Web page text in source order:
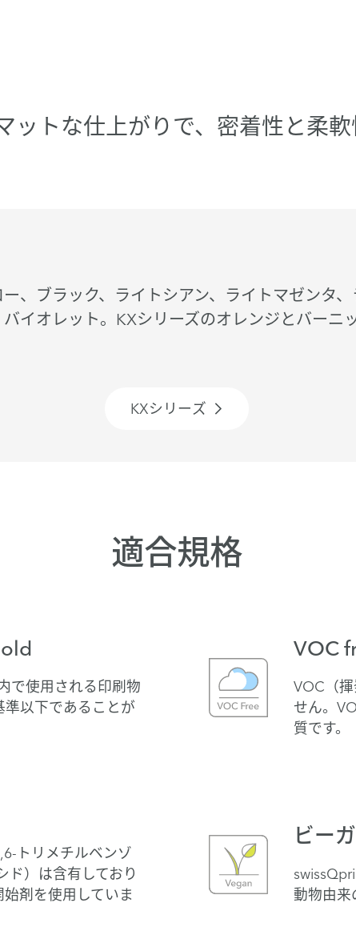
ットな仕上がりで、密着性と柔
、ブラック、ライトシアン、ライトマゼンタ
バイオレット。KXシリーズのオレンジとバーニ
KXシリーズ
適合規格
で使用される印刷物
以下であることが
VOC
VOC（
せん。
質です。
トリメチルベンゾ
ド）は含有しており
剤を使用していま
ビー
動物由来